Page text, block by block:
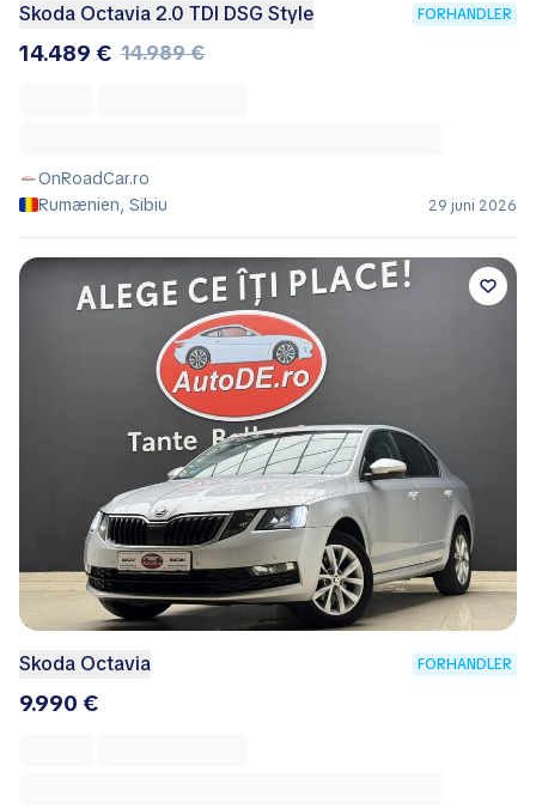
Skoda Octavia 2.0 TDI DSG Style FORHANDLER
14.489 € 14.989 €
OnRoadCar.ro
Rumænien, Sibiu
29 juni 2026
Skoda Octavia FORHANDLER
9.990 €